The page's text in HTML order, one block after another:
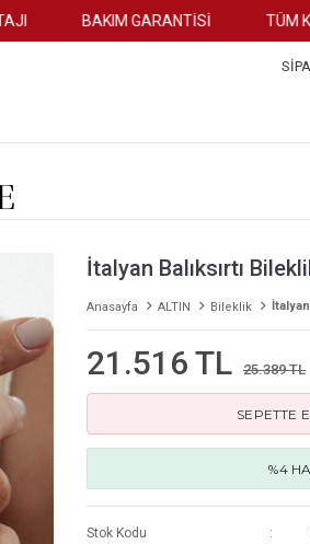
BAKIM GARANTİSİ TÜM
İtalyan Balıksırtı
Anasayfa ALTIN Bileklik İtalyan
21.516 TL 25.389 TL
SEPETTE
%4
Stok Kodu